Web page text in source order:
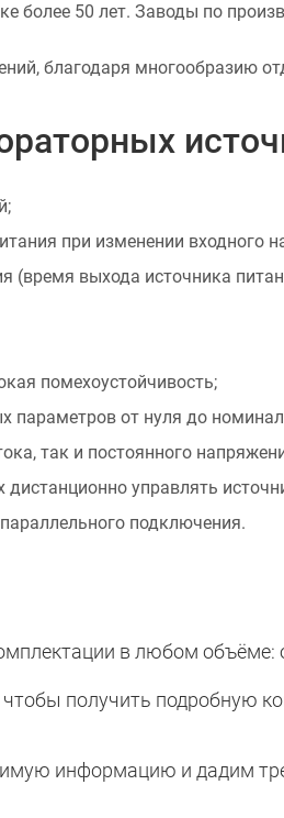
более 50 лет. Заводы по
благодаря многообразию
при изменении входного
(время выхода источника
помехоустойчивость;
параметров от нуля до
так и постоянного
управлять
подключения.
в любом
получить подробную
информацию и дадим